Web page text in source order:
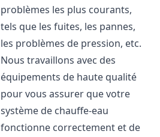
problèmes les plus courants,
tels que les fuites, les pannes,
les problèmes de pression, etc.
Nous travaillons avec des
équipements de haute qualité
pour vous assurer que votre
système de chauffe-eau
fonctionne correctement et de